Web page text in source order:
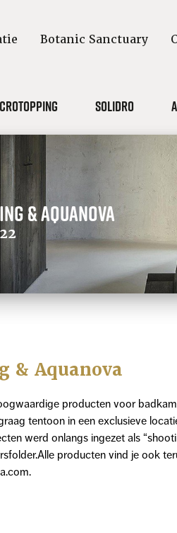
Botanic Sanctuary
Solidro
& Aquanova
& Aquanova
producten voor
tentoon in een exclusieve
werd onlangs ingezet als
producten vind je ook